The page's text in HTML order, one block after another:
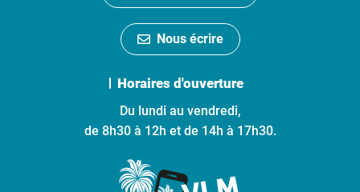
Nous écrire
Horaires d'ouverture
Du lundi au vendredi,
de 8h30 à 12h et de 14h à 17h30.